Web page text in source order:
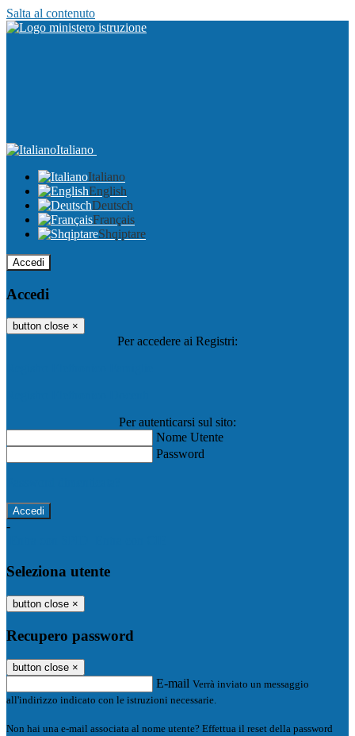
Salta al contenuto
Italiano
Italiano
English
Deutsch
Français
Shqiptare
Accedi
Accedi
button close ×
Per accedere ai Registri:
Per autenticarsi sul sito:
Nome Utente
Password
-
Seleziona utente
button close ×
Recupero password
button close ×
E-mail Verrà inviato un messaggio
all'indirizzo indicato con le istruzioni necessarie.
Non hai una e-mail associata al nome utente? Effettua il reset della password